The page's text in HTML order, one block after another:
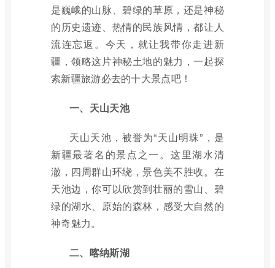
是巍峨的山脉、碧绿的草原，还是神秘
的历史遗迹、热情的民族风情，都让人
流连忘返。今天，就让我带你走进新
疆，领略这片神秘土地的魅力，一起探
索新疆旅游必去的十大景点吧！
一、天山天池
天山天池，被誉为“天山明珠”，是
新疆最著名的景点之一。这里湖水清
澈，四周群山环绕，景色美不胜收。在
天池边，你可以欣赏到壮丽的雪山、碧
绿的湖水、原始的森林，感受大自然的
神奇魅力。
二、喀纳斯湖